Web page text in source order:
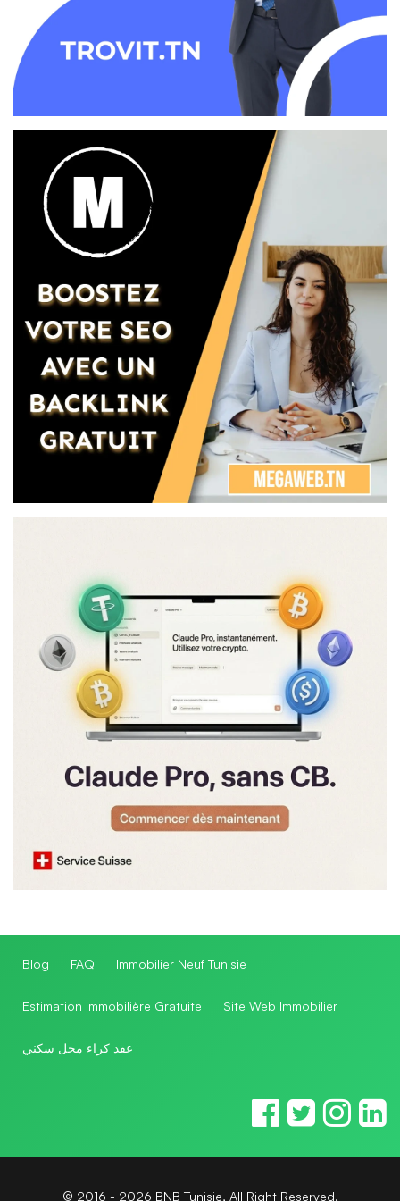
Blog FAQ Immobilier Neuf Tunisie
Estimation Immobilière Gratuite Site Web Immobilier
عقد كراء محل سكني
© 2016 - 2026 BNB Tunisie, All Right Reserved.